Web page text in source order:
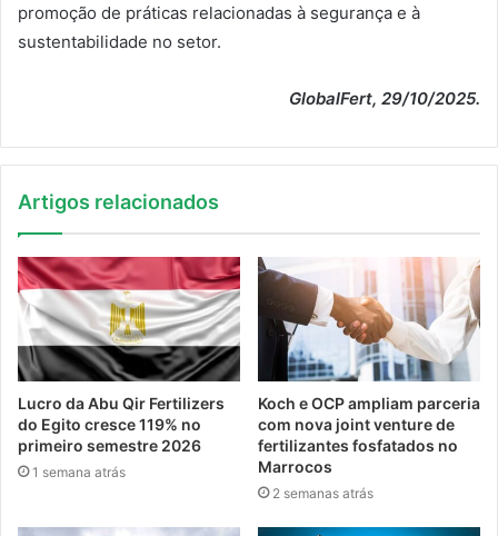
promoção de práticas relacionadas à segurança e à
sustentabilidade no setor.
GlobalFert, 29/10/2025.
Artigos relacionados
Lucro da Abu Qir Fertilizers
do Egito cresce 119% no
primeiro semestre 2026
1 semana atrás
Koch e OCP ampliam parceria
com nova joint venture de
fertilizantes fosfatados no
Marrocos
2 semanas atrás